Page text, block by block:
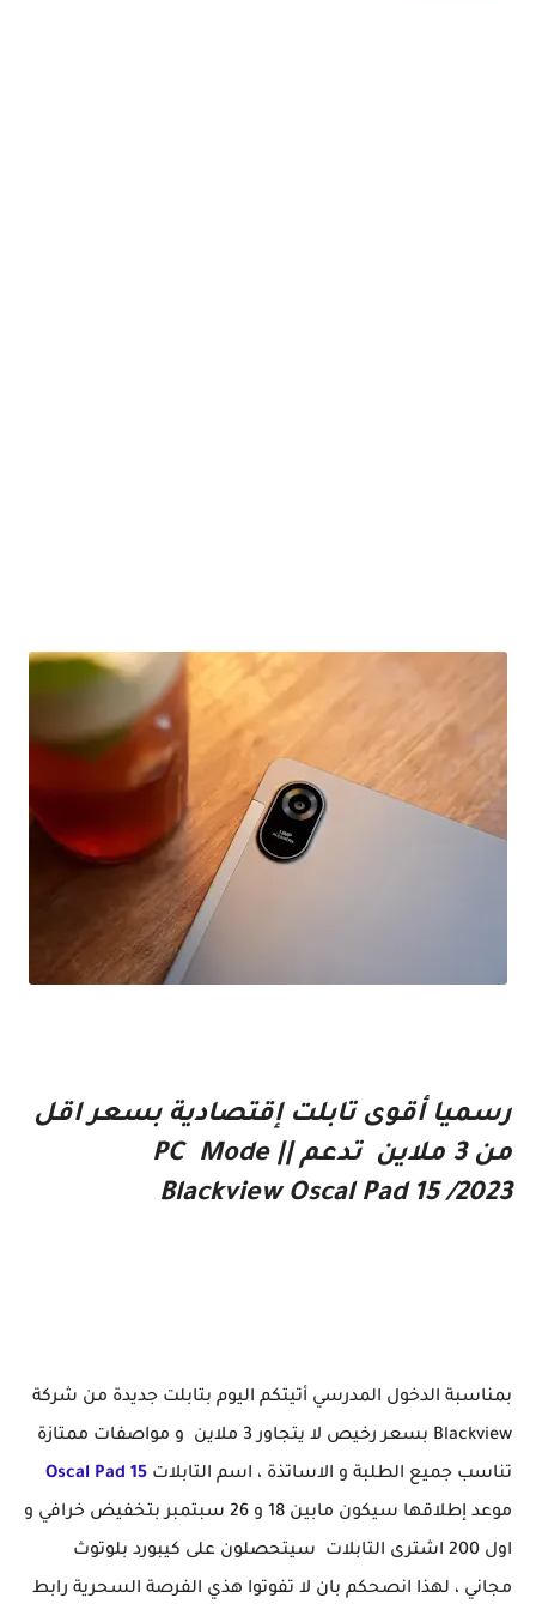
رسميا أقوى تابلت إقتصادية بسعر اقل
من 3 ملاين تدعم PC Mode ||
Blackview Oscal Pad 15 /2023
بمناسبة الدخول المدرسي أتيتكم اليوم بتابلت جديدة من شركة
Blackview بسعر رخيص لا يتجاور 3 ملاين و مواصفات ممتازة
تناسب جميع الطلبة و الاساتذة ، اسم التابلات Oscal Pad 15
موعد إطلاقها سيكون مابين 18 و 26 سبتمبر بتخفيض خرافي و
اول 200 اشترى التابلات سيتحصلون على كيبورد بلوتوث
مجاني ، لهذا انصحكم بان لا تفوتوا هذي الفرصة السحرية رابط